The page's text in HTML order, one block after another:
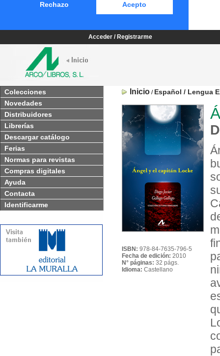
Rechazo Acepto
Acceder / Registrarme
Colecciones
Novedades
Distribuidores
Librerías
Descargar catálogo
Ferias
Normas para revistas
Compras digitales
Ayuda
Contacta
Identificarme
Inicio / Español / Lengua
ISBN: 978-84-7635-796-5
Fecha de edición: 2010
N° páginas: 32 págs.
Idioma: Castellano